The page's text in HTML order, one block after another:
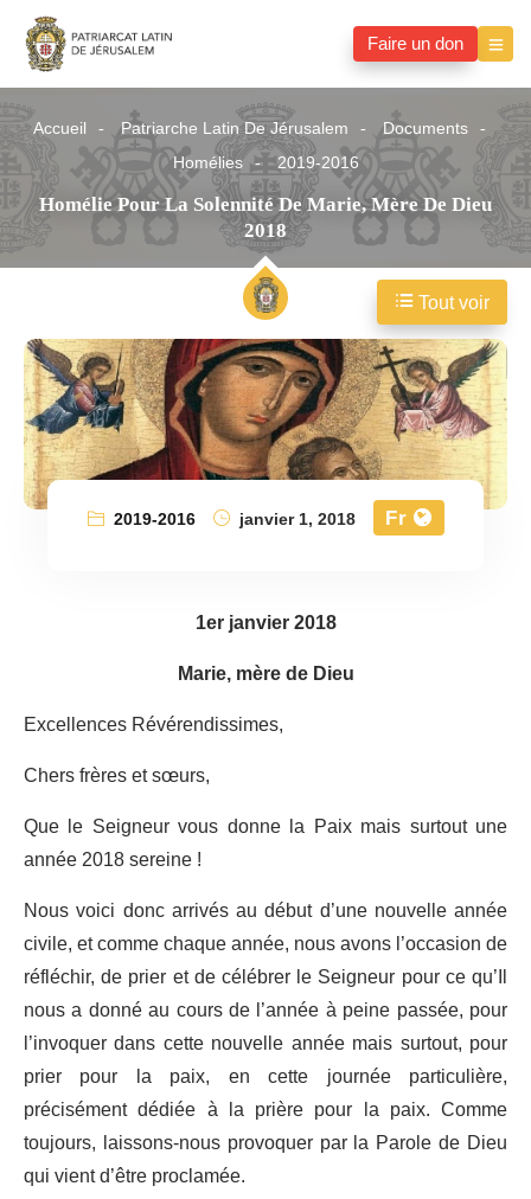
Faire un don
Accueil Patriarche Latin De Jérusalem
Documents
Homélies
2019-2016
Homélie Pour La Solennité De Marie, Mère De Dieu
2018
2019-2016 janvier 1, 2018 Fr
1er janvier 2018
Marie, mère de Dieu
Excellences Révérendissimes,
Chers frères et sœurs,
Que le Seigneur vous donne la Paix mais surtout une
année 2018 sereine !
Nous voici donc arrivés au début d’une nouvelle année
civile, et comme chaque année, nous avons l’occasion de
réfléchir, de prier et de célébrer le Seigneur pour ce qu’Il
nous a donné au cours de l’année à peine passée, pour
l’invoquer dans cette nouvelle année mais surtout, pour
prier pour la paix, en cette journée particulière,
précisément dédiée à la prière pour la paix. Comme
toujours, laissons-nous provoquer par la Parole de Dieu
qui vient d’être proclamée.
Tout voir